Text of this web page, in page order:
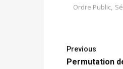
Ordre Public,
Previous
Permutation